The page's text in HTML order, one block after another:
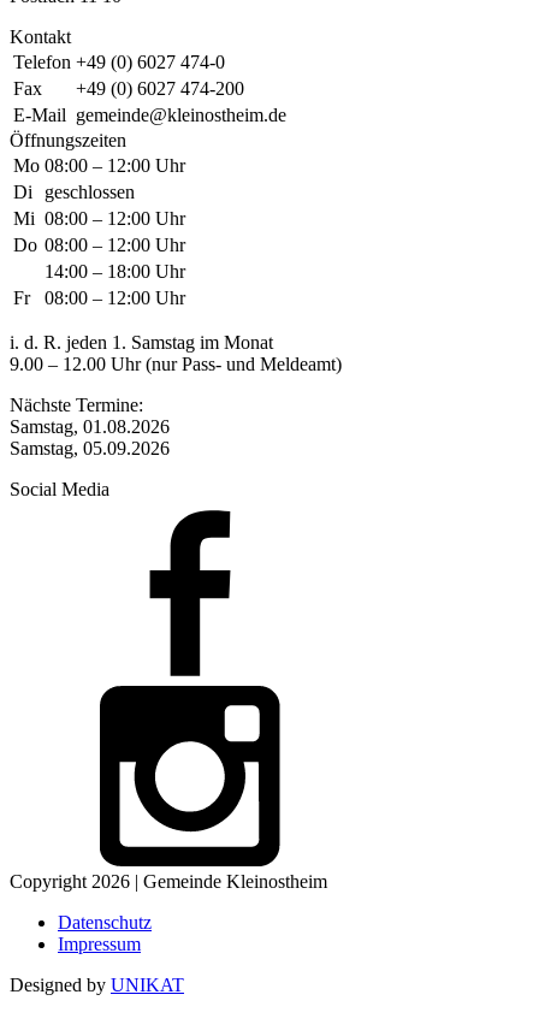
Kontakt
Telefon +49 (0) 6027 474-0
Fax
+49 (0) 6027 474-200
E-Mail gemeinde@kleinostheim.de
Öffnungszeiten
Mo 08:00 – 12:00 Uhr
Di
geschlossen
Mi 08:00 – 12:00 Uhr
Do 08:00 – 12:00 Uhr
14:00 – 18:00 Uhr
Fr
08:00 – 12:00 Uhr
i. d. R. jeden 1. Samstag im Monat
9.00 – 12.00 Uhr (nur Pass- und Meldeamt)
Nächste Termine:
Samstag, 01.08.2026
Samstag, 05.09.2026
Social Media
Copyright 2026 | Gemeinde Kleinostheim
Datenschutz
Impressum
Designed by UNIKAT